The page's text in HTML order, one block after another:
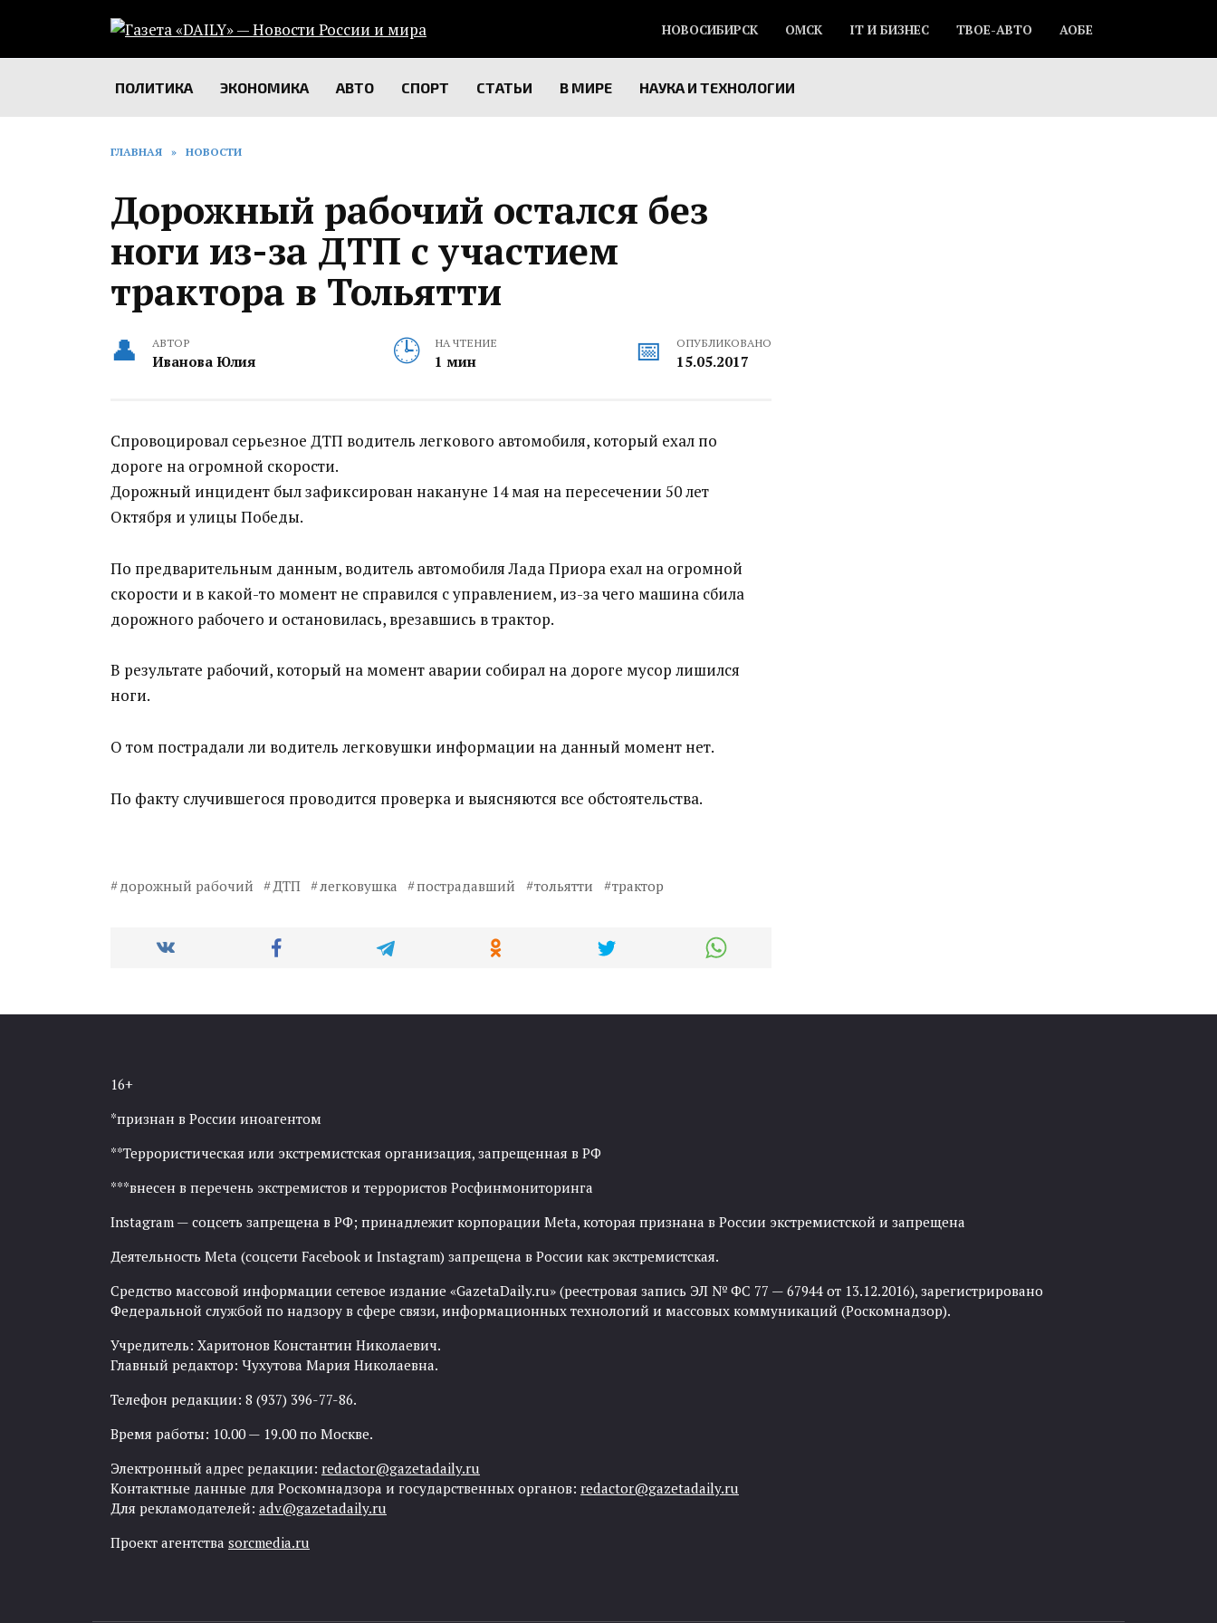
содержанию
НОВОСИБИРСК ОМСК IT И БИЗНЕС ТВОЕ-АВТО АОБЕ
ПОЛИТИКА ЭКОНОМИКА АВТО СПОРТ СТАТЬИ В МИРЕ НАУКА И ТЕХНОЛОГИИ
ГЛАВНАЯ » НОВОСТИ
Дорожный рабочий остался без
ноги из-за ДТП с участием
трактора в Тольятти
АВТОР
Иванова Юлия
НА ЧТЕНИЕ
1 мин
ОПУБЛИКОВАНО
15.05.2017
Спровоцировал серьезное ДТП водитель легкового автомобиля, который ехал по
дороге на огромной скорости.
Дорожный инцидент был зафиксирован накануне 14 мая на пересечении 50 лет
Октября и улицы Победы.
По предварительным данным, водитель автомобиля Лада Приора ехал на огромной
скорости и в какой-то момент не справился с управлением, из-за чего машина сбила
дорожного рабочего и остановилась, врезавшись в трактор.
В результате рабочий, который на момент аварии собирал на дороге мусор лишился
ноги.
О том пострадали ли водитель легковушки информации на данный момент нет.
По факту случившегося проводится проверка и выясняются все обстоятельства.
дорожный рабочий ДТП легковушка пострадавший тольятти трактор
16+
*признан в России иноагентом
**Террористическая или экстремистская организация, запрещенная в РФ
***внесен в перечень экстремистов и террористов Росфинмониторинга
Instagram — соцсеть запрещена в РФ; принадлежит корпорации Meta, которая признана в России экстремистской и запрещена
Деятельность Meta (соцсети Facebook и Instagram) запрещена в России как экстремистская.
Средство массовой информации сетевое издание «GazetaDaily.ru» (реестровая запись ЭЛ № ФС 77 — 67944 от 13.12.2016), зарегистрировано
Федеральной службой по надзору в сфере связи, информационных технологий и массовых коммуникаций (Роскомнадзор).
Учредитель: Харитонов Константин Николаевич.
Главный редактор: Чухутова Мария Николаевна.
Телефон редакции: 8 (937) 396-77-86.
Время работы: 10.00 — 19.00 по Москве.
Электронный адрес редакции: redactor@gazetadaily.ru
Контактные данные для Роскомнадзора и государственных органов: redactor@gazetadaily.ru
Для рекламодателей: adv@gazetadaily.ru
Проект агентства sorcmedia.ru